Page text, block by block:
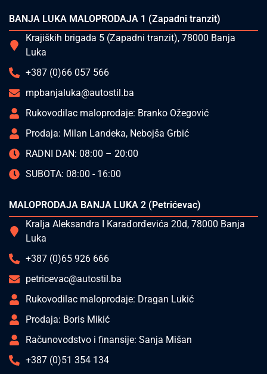
BANJA LUKA MALOPRODAJA 1 (Zapadni tranzit)
Krajiških brigada 5 (Zapadni tranzit), 78000 Banja
Luka
+387 (0)66 057 566
mpbanjaluka@autostil.ba
Rukovodilac maloprodaje: Branko Ožegović
Prodaja: Milan Landeka, Nebojša Grbić
RADNI DAN: 08:00 – 20:00
SUBOTA: 08:00 - 16:00
MALOPRODAJA BANJA LUKA 2 (Petrićevac)
Kralja Aleksandra I Karađorđevića 20d, 78000 Banja
Luka
+387 (0)65 926 666
petricevac@autostil.ba
Rukovodilac maloprodaje: Dragan Lukić
Prodaja: Boris Mikić
Računovodstvo i finansije: Sanja Mišan
+387 (0)51 354 134